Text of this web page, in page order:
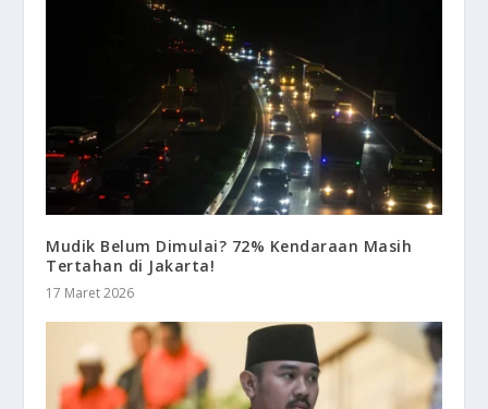
Mudik Belum Dimulai? 72% Kendaraan Masih
Tertahan di Jakarta!
17 Maret 2026